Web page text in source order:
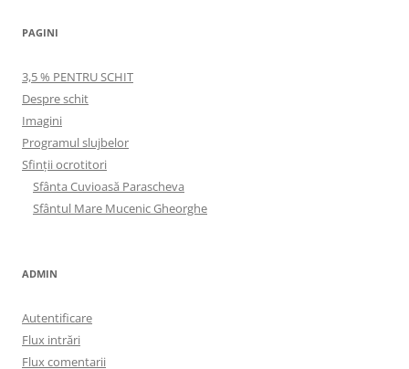
PAGINI
3,5 % PENTRU SCHIT
Despre schit
Imagini
Programul slujbelor
Sfinţii ocrotitori
Sfânta Cuvioasă Parascheva
Sfântul Mare Mucenic Gheorghe
ADMIN
Autentificare
Flux intrări
Flux comentarii